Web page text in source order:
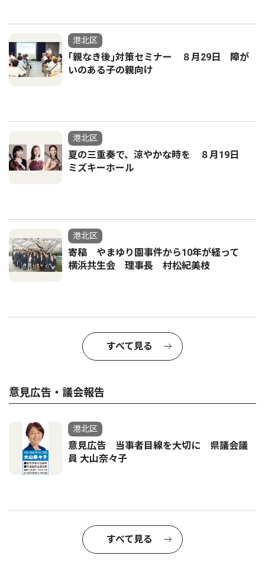
港北区
｢親なき後｣対策セミナー ８月29日 障が
いのある子の親向け
港北区
夏の三重奏で、涼やかな時を ８月19日
ミズキーホール
港北区
寄稿 やまゆり園事件から10年が経って
横浜共生会 理事長 村松紀美枝
すべて見る
意見広告・議会報告
港北区
意見広告 当事者目線を大切に 県議会議
員 大山奈々子
すべて見る